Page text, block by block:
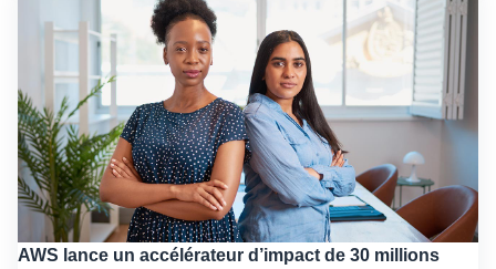
AWS lance un accélérateur d’impact de 30 millions